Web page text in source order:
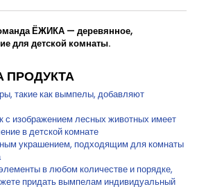
ЁЖИКА — деревянное,
для детской комнаты.
ПРОДУКТА
такие как вымпелы, добавляют
с изображением лесных животных имеет
в детской комнате
украшением, подходящим для комнаты
в любом количестве и порядке,
придать вымпелам индивидуальный